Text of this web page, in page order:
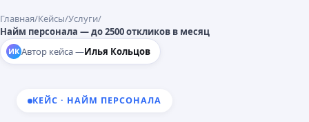
Главная/Кейсы/Услуги/
Найм персонала — до 2500 откликов в месяц
ИК Автор кейса —Илья Кольцов
КЕЙС · НАЙМ ПЕРСОНАЛА